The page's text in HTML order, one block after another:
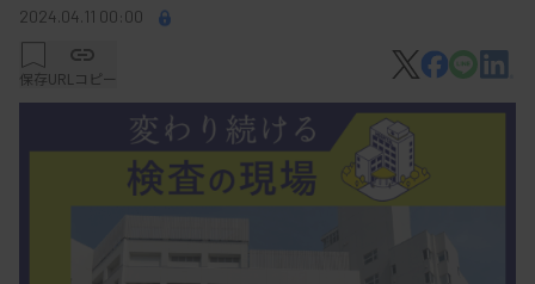
2024.04.11 00:00
保存URLコピー